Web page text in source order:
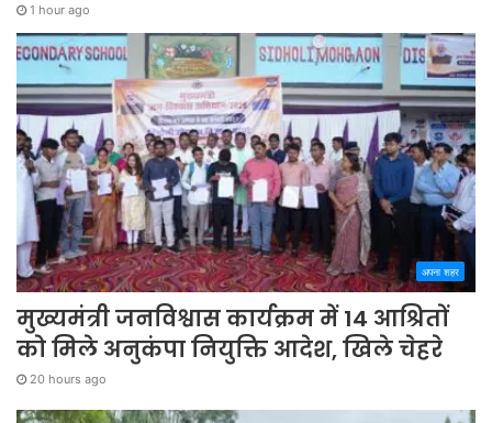
1 hour ago
अपना शहर
मुख्यमंत्री जनविश्वास कार्यक्रम में 14 आश्रितों
को मिले अनुकंपा नियुक्ति आदेश, खिले चेहरे
20 hours ago